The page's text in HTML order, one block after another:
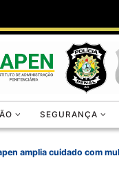
SEGURANÇA
amplia cuidado com